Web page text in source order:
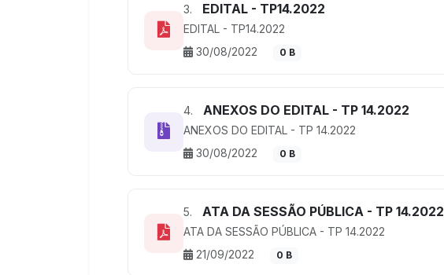
3. EDITAL - TP14.2022
EDITAL - TP14.2022
30/08/2022
0 B
4. ANEXOS DO EDITAL - TP 14.2022
ANEXOS DO EDITAL - TP 14.2022
30/08/2022
0 B
5. ATA DA SESSÃO PÚBLICA - TP 14.2022
ATA DA SESSÃO PÚBLICA - TP 14.2022
21/09/2022
0 B